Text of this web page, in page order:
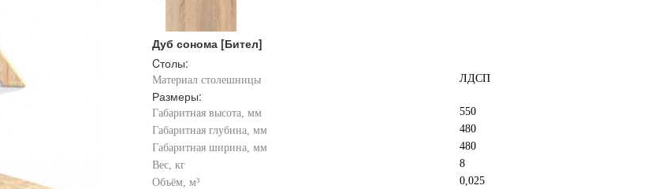
Дуб сонома [Бител]
Cтолы:
Материал столешницы ЛДСП
Размеры:
Габаритная высота, мм
550
Габаритная глубина, мм
480
Габаритная ширина, мм
480
Вес, кг
8
Объём, м³
0,025